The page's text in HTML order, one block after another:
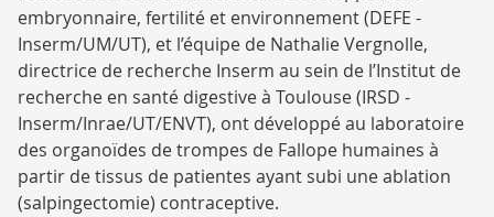
embryonnaire, fertilité et environnement (DEFE -
Inserm/UM/UT), et l’équipe de Nathalie Vergnolle,
directrice de recherche Inserm au sein de l’Institut de
recherche en santé digestive à Toulouse (IRSD -
Inserm/Inrae/UT/ENVT), ont développé au laboratoire
des organoïdes de trompes de Fallope humaines à
partir de tissus de patientes ayant subi une ablation
(salpingectomie) contraceptive.